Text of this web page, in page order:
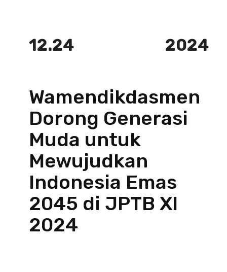
12.24 2024
Wamendikdasmen
Dorong Generasi
Muda untuk
Mewujudkan
Indonesia Emas
2045 di JPTB XI
2024